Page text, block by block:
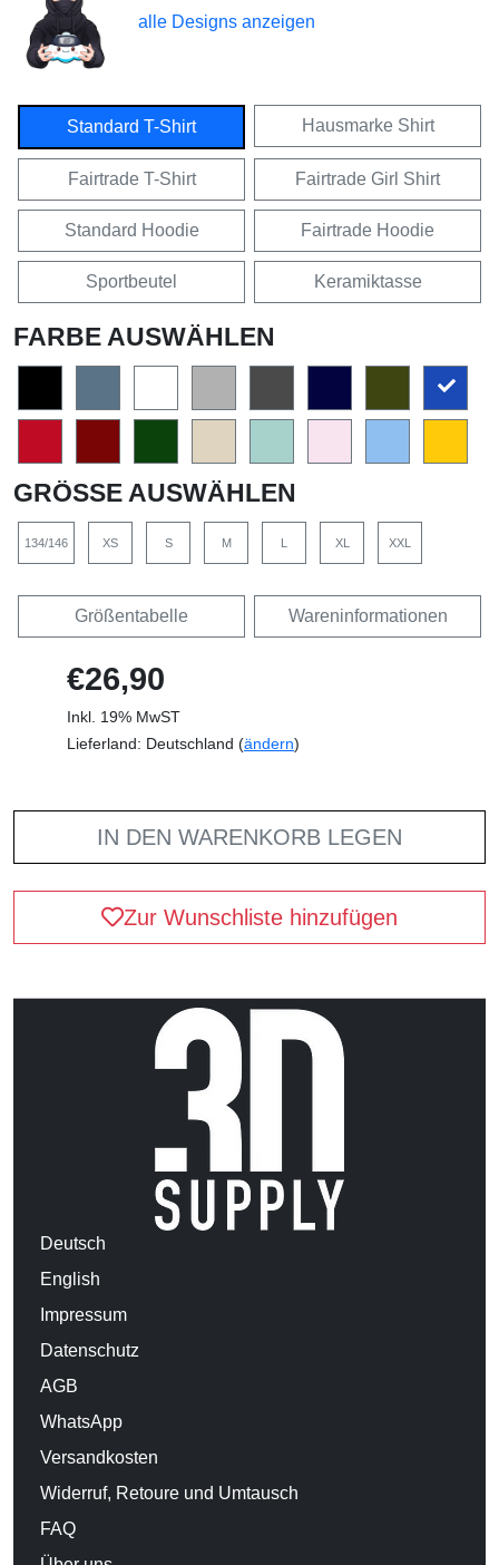
alle Designs anzeigen
Standard T-Shirt Hausmarke Shirt
Fairtrade T-Shirt Fairtrade Girl Shirt
Standard Hoodie Fairtrade Hoodie
Sportbeutel Keramiktasse
FARBE AUSWÄHLEN
GRÖSSE AUSWÄHLEN
134/146 XS S M L XL XXL
Größentabelle Wareninformationen
€26,90
Inkl. 19% MwST
Lieferland: Deutschland (ändern)
IN DEN WARENKORB LEGEN
Zur Wunschliste hinzufügen
Deutsch
English
Impressum
Datenschutz
AGB
WhatsApp
Versandkosten
Widerruf, Retoure und Umtausch
FAQ